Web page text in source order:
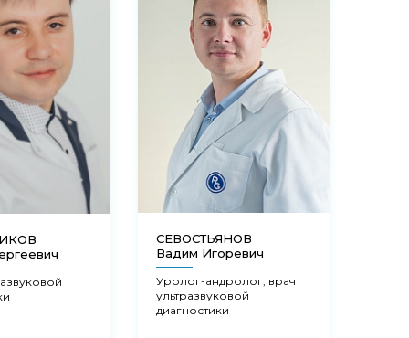
СЕВОСТЬЯНОВ
Вадим Игоревич
Уролог-андролог, врач
ультразвуковой
диагностики